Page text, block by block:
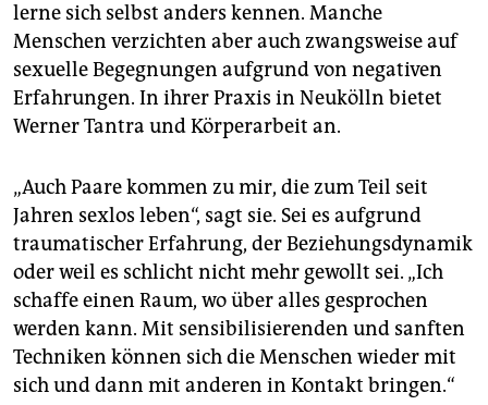
lerne sich selbst anders kennen. Manche
Menschen verzichten aber auch zwangsweise auf
sexuelle Begegnungen aufgrund von negativen
Erfahrungen. In ihrer Praxis in Neukölln bietet
Werner Tantra und Körperarbeit an.
„Auch Paare kommen zu mir, die zum Teil seit
Jahren sexlos leben“, sagt sie. Sei es aufgrund
traumatischer Erfahrung, der Beziehungsdynamik
oder weil es schlicht nicht mehr gewollt sei. „Ich
schaffe einen Raum, wo über alles gesprochen
werden kann. Mit sensibilisierenden und sanften
Techniken können sich die Menschen wieder mit
sich und dann mit anderen in Kontakt bringen.“